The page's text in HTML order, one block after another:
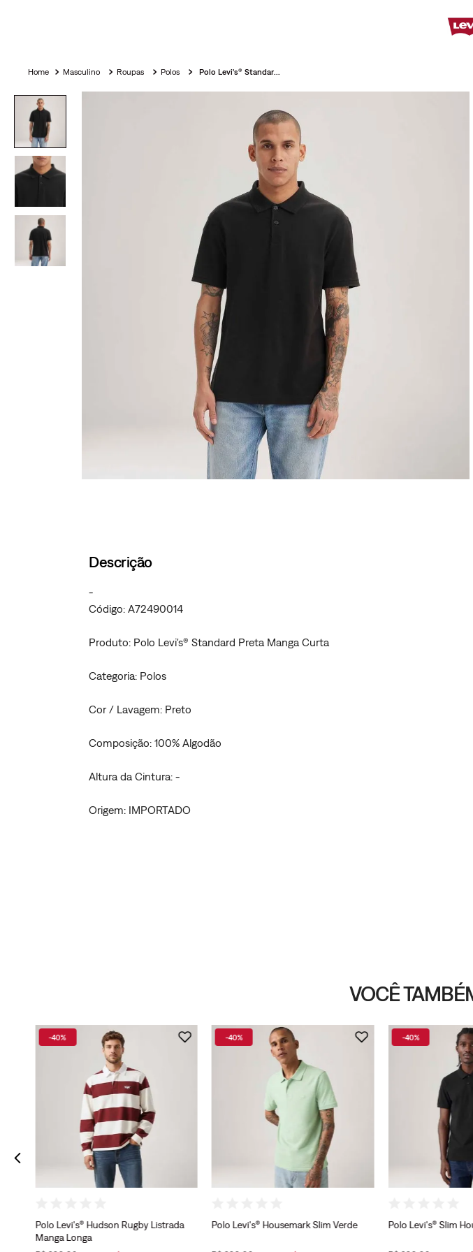
Masculino Roupas Polos Polo Levi's® Standard Preta Manga Curta
Descrição
-
Código: A72490014
Produto: Polo Levi's® Standard Preta Manga Curta
Categoria: Polos
Cor / Lavagem: Preto
Composição: 100% Algodão
Altura da Cintura: -
Origem: IMPORTADO
VOCÊ
-40%
Polo Levi's® Hudson Rugby Listrada
Manga Longa
-40%
Polo Levi's® Housemark Slim Verde
-40%
Polo Levi's® Slim